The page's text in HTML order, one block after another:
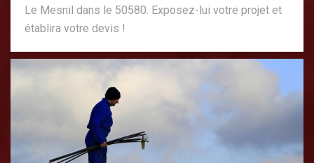
Le Mesnil dans le 50580. Exposez-lui votre projet et
établira votre devis !